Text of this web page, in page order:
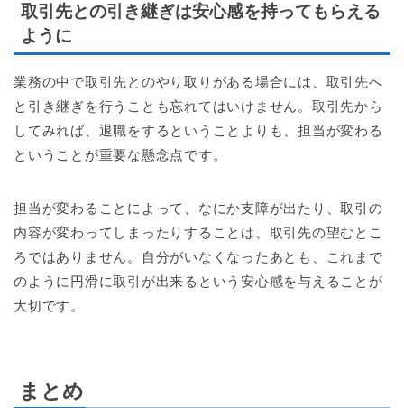
取引先との引き継ぎは安心感を持ってもらえる
ように
業務の中で取引先とのやり取りがある場合には、取引先へ
と引き継ぎを行うことも忘れてはいけません。取引先から
してみれば、退職をするということよりも、担当が変わる
ということが重要な懸念点です。
担当が変わることによって、なにか支障が出たり、取引の
内容が変わってしまったりすることは、取引先の望むとこ
ろではありません。自分がいなくなったあとも、これまで
のように円滑に取引が出来るという安心感を与えることが
大切です。
まとめ